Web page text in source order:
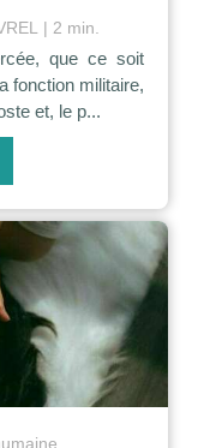
2 min.
que ce soit
fonction militaire,
et, le p...